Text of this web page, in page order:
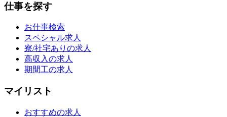
仕事を探す
お仕事検索
スペシャル求人
寮/社宅ありの求人
高収入の求人
期間工の求人
マイリスト
おすすめの求人